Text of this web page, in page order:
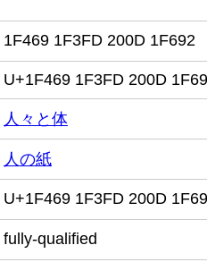
1F469 1F3FD 200D 1F692
U+1F469 1F3FD 200D
人々と体
人の紙
U+1F469 1F3FD 200D
fully-qualified